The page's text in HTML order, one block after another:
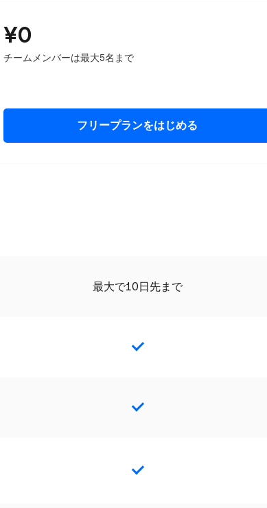
¥0
チームメンバーは最大5名まで
フリープランをはじめる
最大で10日先まで
Yes
Yes
Yes